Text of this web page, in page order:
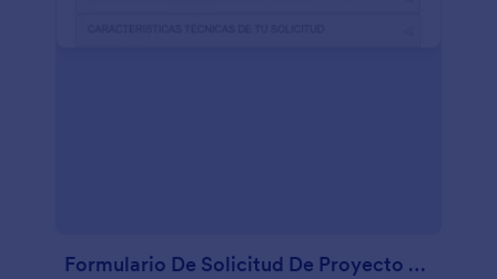
Formulario De Solicitud De Proyecto De Diseño Gráfico Y Multimedia